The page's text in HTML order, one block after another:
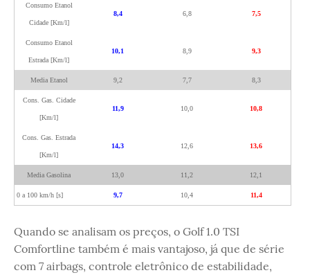
Consumo Etanol
Cidade [Km/l]
8,4 6,8 7,5
Consumo Etanol
Estrada [Km/l]
10,1 8,9 9,3
Media Etanol 9,2 7,7 8,3
Cons. Gas. Cidade
[Km/l]
11,9 10,0 10,8
Cons. Gas. Estrada
[Km/l]
14,3 12,6 13,6
Media Gasolina 13,0 11,2 12,1
0 a 100 km/h [s] 9,7 10,4 11,4
Quando se analisam os preços, o Golf 1.0 TSI
Comfortline também é mais vantajoso, já que de série
com 7 airbags, controle eletrônico de estabilidade,